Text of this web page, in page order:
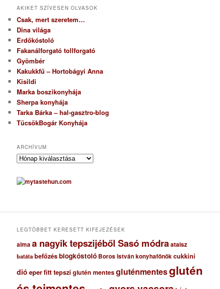
AKIKET SZÍVESEN OLVASOK
Csak, mert szeretem…
Dina világa
Erdőkóstoló
Fakanálforgató tollforgató
Gyömbér
Kakukkfű – Hortobágyi Anna
Kisildi
Marka boszikonyhája
Sherpa konyhája
Tarka Bárka – hal-gasztro-blog
TücsökBogár Konyhája
ARCHÍVUM
A
c
h
u
LEGTÖBBET KERESETT KIFEJEZÉSEK
almaa nagyik tepszijéből Sasó módraataisz
batáta befőzésblogkóstoló Boros István konyhafőnökcukkini
dió eperfitt tepszi glutén mentesgluténmentesglutén